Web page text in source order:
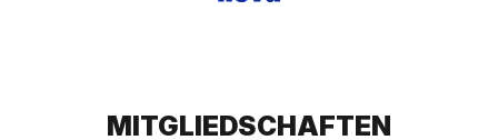
MITGLIEDSCHAFTEN